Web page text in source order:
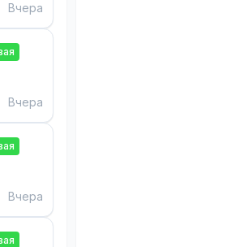
Вчера
Вчера
Вчера